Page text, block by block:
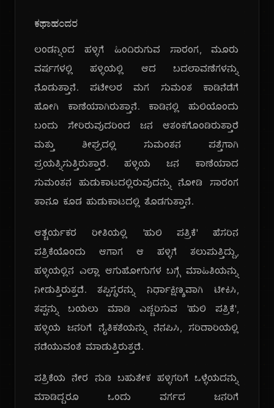
ಕಥಾಹಂದರ
ಲಂಡನ್ನಿಂದ ಹಳ್ಳಿಗೆ ಹಿಂದಿರುಗುವ ಸಾರಂಗ, ಮೂರು
ವರ್ಷಗಳಲ್ಲಿ ಹಳ್ಳಿಯಲ್ಲಿ ಆದ ಬದಲಾವಣೆಗಳನ್ನು
ನೊಡುತ್ತಾನೆ. ಪಟೇಲರ ಮಗ ಸುಮಂತ ಕಾಡಿನೆಡೆಗೆ
ಹೋಗಿ ಕಾಣೆಯಾಗಿರುತ್ತಾನೆ. ಕಾಡಿನಲ್ಲಿ ಹುಲಿಯೊಂದು
ಬಂದು ಸೇರಿರುವುದರಿಂದ ಜನ ಆತಂಕಗೊಂಡಿರುತ್ತಾರೆ
ಮತ್ತು ಶೀಘ್ರದಲ್ಲಿ ಸುಮಂತನ ಪತ್ತೆಗಾಗಿ
ಪ್ರಯತ್ನಿಸುತ್ತಿರುತ್ತಾರೆ. ಹಳ್ಳಿಯ ಜನ ಕಾಣೆಯಾದ
ಸುಮಂತನ ಹುಡುಕಾಟದಲ್ಲಿರುವುದನ್ನು ನೋಡಿ ಸಾರಂಗ
ತಾನೂ ಕೂಡ ಹುಡುಕಾಟದಲ್ಲಿ ತೊಡಗುತ್ತಾನೆ.
ಆಶ್ಚರ್ಯಕರ ರೀತಿಯಲ್ಲಿ 'ಹುಲಿ ಪತ್ರಿಕೆ' ಹೆಸರಿನ
ಪತ್ರಿಕೆಯೊಂದು ಆಗಾಗ ಆ ಹಳ್ಳಿಗೆ ತಲುಪುತ್ತಿದ್ದು,
ಹಳ್ಳಿಯಲ್ಲಿನ ಎಲ್ಲಾ ಆಗುಹೋಗುಗಳ ಬಗ್ಗೆ ಮಾಹಿತಿಯನ್ನು
ನೀಡುತ್ತಿರುತ್ತದೆ. ತಪ್ಪಿಸ್ಥರನ್ನು ನಿರ್ಧಾಕ್ಷಿಣ್ಯವಾಗಿ ಟೀಕಿಸಿ,
ತಪ್ಪನ್ನು ಬಯಲು ಮಾಡಿ ಎಚ್ಚರಿಸುವ 'ಹುಲಿ ಪತ್ರಿಕೆ',
ಹಳ್ಳಿಯ ಜನರಿಗೆ ನೈತಿಕತೆಯನ್ನು ನೆನಪಿಸಿ, ಸರಿದಾರಿಯಲ್ಲಿ
ನಡೆಯುವಂತೆ ಮಾಡುತ್ತಿರುತ್ತದೆ.
ಪತ್ರಿಕೆಯ ನೇರ ನುಡಿ ಬಹುತೇಕ ಹಳ್ಳಿಗರಿಗೆ ಒಳ್ಳೆಯದನ್ನು
ಮಾಡಿದ್ದರೂ ಒಂದು ವರ್ಗದ ಜನರಿಗೆ